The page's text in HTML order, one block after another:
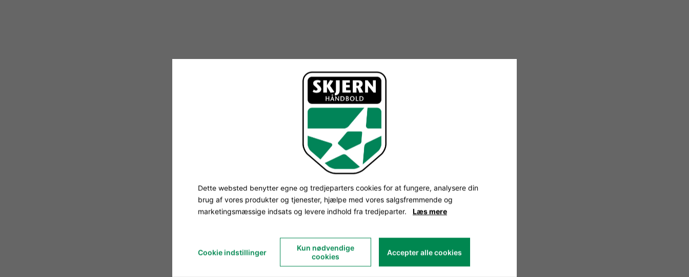
Dette websted benytter egne og tredjeparters cookies for at fungere, analysere din
brug af vores produkter og tjenester, hjælpe med vores salgsfremmende og
marketingsmæssige indsats og levere indhold fra tredjeparter. Læs mere
Cookie indstillinger
Kun nødvendige
cookies
Accepter alle cookies